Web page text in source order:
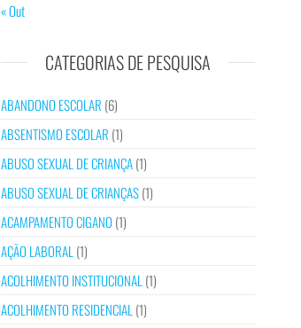
« Out
CATEGORIAS DE PESQUISA
ABANDONO ESCOLAR (6)
ABSENTISMO ESCOLAR (1)
ABUSO SEXUAL DE CRIANÇA(1)
ABUSO SEXUAL DE CRIANÇAS(1)
ACAMPAMENTO CIGANO (1)
AÇÃO LABORAL (1)
ACOLHIMENTO INSTITUCIONAL (1)
ACOLHIMENTO RESIDENCIAL (1)